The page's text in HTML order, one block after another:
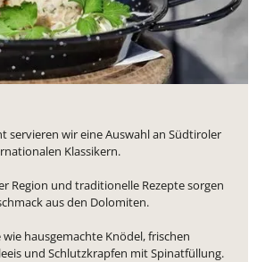
servieren wir eine Auswahl an Südtiroler
Klassikern.
Region und traditionelle Rezepte sorgen
aus den Dolomiten.
wie hausgemachte Knödel, frischen
und Schlutzkrapfen mit Spinatfüllung.